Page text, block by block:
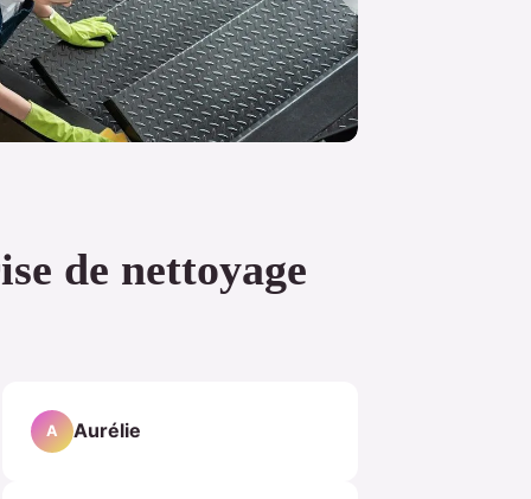
de nettoyage
A Aurélie